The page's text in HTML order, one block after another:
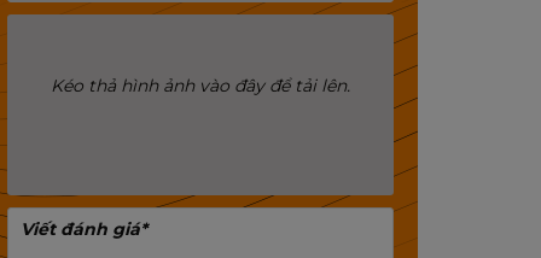
Kéo thả hình ảnh vào đây để tải lên.